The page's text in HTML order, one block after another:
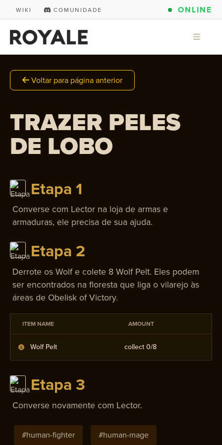
WIKI COMUNIDADE ONLINE
Voltar para página anterior
TRAZER PELES
DE LOBO
Etapa 1
Converse com Lector na loja de armas e
armaduras, ele precisa de sua ajuda.
Etapa 2
Derrote os Wolf e colete 8 Wolf Pelt. Eles podem
ser encontrados na floresta que liga o vilarejo às
áreas de Obelisk of Victory.
ITEM NAME AMOUNT
Wolf Pelt collect 0/8
Etapa 3
Converse novamente com Lector.
#human-fighter #human-mage